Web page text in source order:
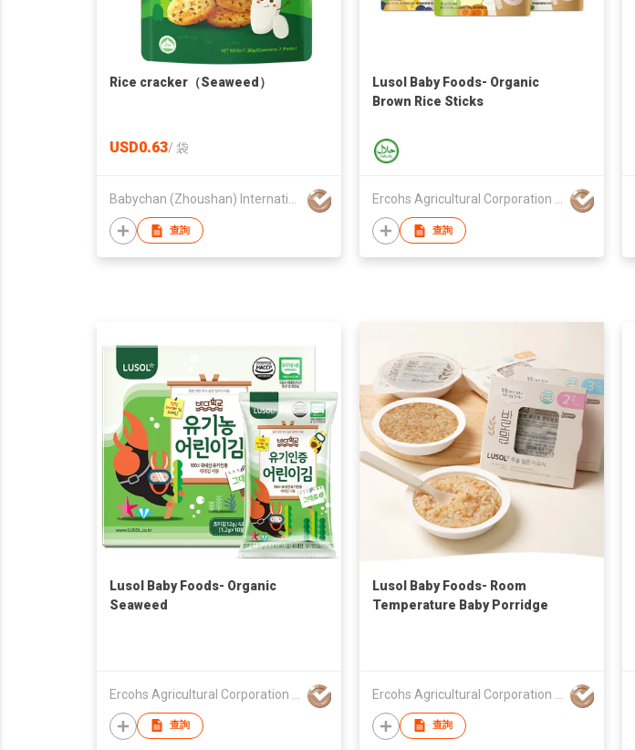
Rice cracker（Seaweed）
USD0.63/ 袋
查詢
Lusol Baby Foods- Organic
Brown Rice Sticks
查詢
Lusol Baby Foods- Organic
Seaweed
查詢
Lusol Baby Foods- Room
Temperature Baby Porridge
查詢